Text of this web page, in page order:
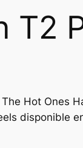
T2
Hot Ones
disponible